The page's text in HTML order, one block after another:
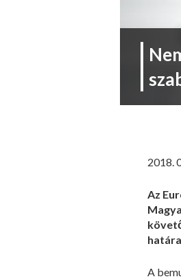
2018.
Az
A